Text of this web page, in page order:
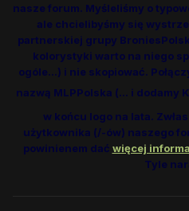
nasze forum. Myśleliśmy o
ale chcielibyśmy się
partnerskiej grupy
kolorystyki warto na niego
ogóle...) i nie skopiować.
nazwą MLPPolska (... i dodamy
w końcu logo na lata.
użytkownika (/-ów) naszego
powinienem dać więcej
Tyle